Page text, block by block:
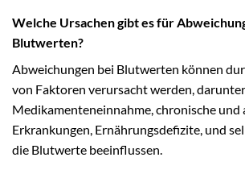
Welche Ursachen gibt es für
Blutwerten?
Abweichungen bei Blutwerten können
von Faktoren verursacht werden, darunter
Medikamenteneinnahme, chronische und
Erkrankungen, Ernährungsdefizite, und
die Blutwerte beeinflussen.